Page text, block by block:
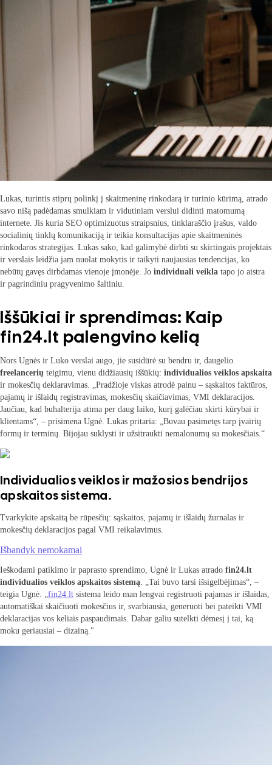
Lukas, turintis stiprų polinkį į skaitmeninę rinkodarą ir turinio kūrimą, atrado
savo nišą padėdamas smulkiam ir vidutiniam verslui didinti matomumą
internete. Jis kuria SEO optimizuotus straipsnius, tinklaraščio įrašus, valdo
socialinių tinklų komunikaciją ir teikia konsultacijas apie skaitmeninės
rinkodaros strategijas. Lukas sako, kad galimybė dirbti su skirtingais projektais
ir verslais leidžia jam nuolat mokytis ir taikyti naujausias tendencijas, ko
nebūtų gavęs dirbdamas vienoje įmonėje. Jo individuali veikla tapo jo aistra
ir pagrindiniu pragyvenimo šaltiniu.
Iššūkiai ir sprendimas: Kaip
fin24.lt palengvino kelią
Nors Ugnės ir Luko verslai augo, jie susidūrė su bendru ir, daugelio
freelancerių teigimu, vienu didžiausių iššūkių: individualios veiklos apskaita
ir mokesčių deklaravimas. „Pradžioje viskas atrodė painu – sąskaitos faktūros,
pajamų ir išlaidų registravimas, mokesčių skaičiavimas, VMI deklaracijos.
Jaučiau, kad buhalterija atima per daug laiko, kurį galėčiau skirti kūrybai ir
klientams“, – prisimena Ugnė. Lukas pritaria: „Buvau pasimetęs tarp įvairių
formų ir terminų. Bijojau suklysti ir užsitraukti nemalonumų su mokesčiais.“
Individualios veiklos ir mažosios bendrijos
apskaitos sistema.
Tvarkykite apskaitą be rūpesčių: sąskaitos, pajamų ir išlaidų žurnalas ir
mokesčių deklaracijos pagal VMI reikalavimus.
Išbandyk nemokamai
Ieškodami patikimo ir paprasto sprendimo, Ugnė ir Lukas atrado fin24.lt
individualios veiklos apskaitos sistemą. „Tai buvo tarsi išsigelbėjimas“, –
teigia Ugnė. „fin24.lt sistema leido man lengvai registruoti pajamas ir išlaidas,
automatiškai skaičiuoti mokesčius ir, svarbiausia, generuoti bei pateikti VMI
deklaracijas vos keliais paspaudimais. Dabar galiu sutelkti dėmesį į tai, ką
moku geriausiai – dizainą."